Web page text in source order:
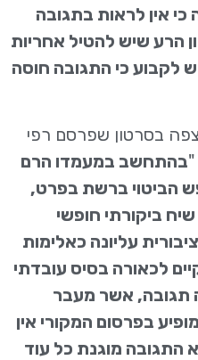
כי אין לראות בתגובה
הרע שיש להטיל אחריות
לקבוע כי התגובה חוסה
בסרטון שפרסם רפי
"בהתחשב במעמדו הרם
הביטוי ברשת בפרט,
ביקורתי חופשי
עליונה כאלימות
לכאורה בסיס עובדתי
תגובה, אשר מעבר
בפרסום המקורי אין
התגובה מוגנת כל עוד